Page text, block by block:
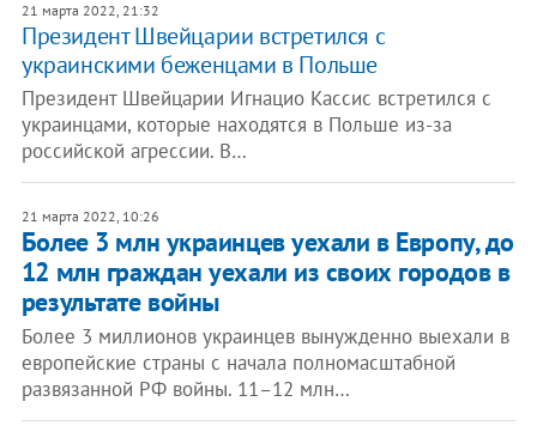
21 марта 2022, 21:32
Президент Швейцарии встретился с
украинскими беженцами в Польше
Президент Швейцарии Игнацио Кассис встретился с
украинцами, которые находятся в Польше из-за
российской агрессии. В…
21 марта 2022, 10:26
Более 3 млн украинцев уехали в Европу, до
12 млн граждан уехали из своих городов в
результате войны
Более 3 миллионов украинцев вынужденно выехали в
европейские страны с начала полномасштабной
развязанной РФ войны. 11–12 млн…